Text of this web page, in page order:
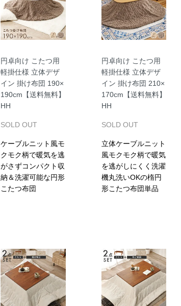
円卓向け こたつ用
軽掛仕様 立体デザ
イン 掛け布団 190×
190cm【送料無料】
HH
SOLD OUT
ケーブルニット風モ
クモク柄で暖気を逃
がさずコンパクト収
納＆洗濯可能な円形
こたつ布団
円卓向け こたつ用
軽掛仕様 立体デザ
イン 掛け布団 210×
170cm【送料無料】
HH
SOLD OUT
立体ケーブルニット
風モクモク柄で暖気
を逃がしにくく洗濯
機丸洗いOKの楕円
形こたつ布団単品